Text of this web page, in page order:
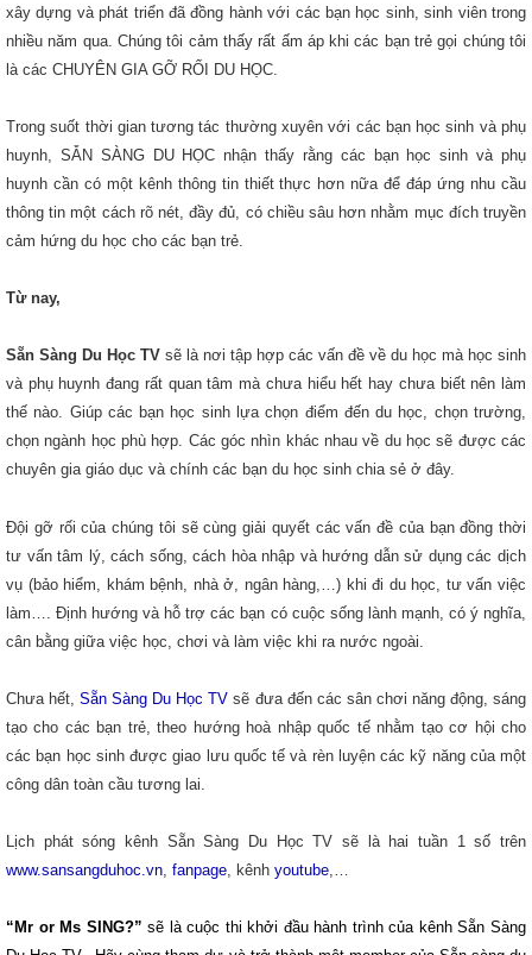
xây dựng và phát triển đã đồng hành với các bạn học sinh, sinh viên trong
nhiều năm qua. Chúng tôi cảm thấy rất ấm áp khi các bạn trẻ gọi chúng tôi
là các CHUYÊN GIA GỠ RỐI DU HỌC.
Trong suốt thời gian tương tác thường xuyên với các bạn học sinh và phụ
huynh, SẴN SÀNG DU HỌC nhận thấy rằng các bạn học sinh và phụ
huynh cần có một kênh thông tin thiết thực hơn nữa để đáp ứng nhu cầu
thông tin một cách rõ nét, đầy đủ, có chiều sâu hơn nhằm mục đích truyền
cảm hứng du học cho các bạn trẻ.
Từ nay,
Sẵn Sàng Du Học TV sẽ là nơi tập hợp các vấn đề về du học mà học sinh
và phụ huynh đang rất quan tâm mà chưa hiểu hết hay chưa biết nên làm
thế nào. Giúp các bạn học sinh lựa chọn điểm đến du học, chọn trường,
chọn ngành học phù hợp. Các góc nhìn khác nhau về du học sẽ được các
chuyên gia giáo dục và chính các bạn du học sinh chia sẻ ở đây.
Đội gỡ rối của chúng tôi sẽ cùng giải quyết các vấn đề của bạn đồng thời
tư vấn tâm lý, cách sống, cách hòa nhập và hướng dẫn sử dụng các dịch
vụ (bảo hiểm, khám bệnh, nhà ở, ngân hàng,…) khi đi du học, tư vấn việc
làm…. Định hướng và hỗ trợ các bạn có cuộc sống lành mạnh, có ý nghĩa,
cân bằng giữa việc học, chơi và làm việc khi ra nước ngoài.
Chưa hết,Sẵn Sàng Du Học TVsẽ đưa đến các sân chơi năng động, sáng
tạo cho các bạn trẻ, theo hướng hoà nhập quốc tế nhằm tạo cơ hội cho
các bạn học sinh được giao lưu quốc tế và rèn luyện các kỹ năng của một
công dân toàn cầu tương lai.
Lịch phát sóng kênh Sẵn Sàng Du Học TV sẽ là hai tuần 1 số trên
www.sansangduhoc.vn fanpage , kênh youtube
“Mr or Ms SING?” sẽ là cuộc thi khởi đầu hành trình của kênh Sẵn Sàng